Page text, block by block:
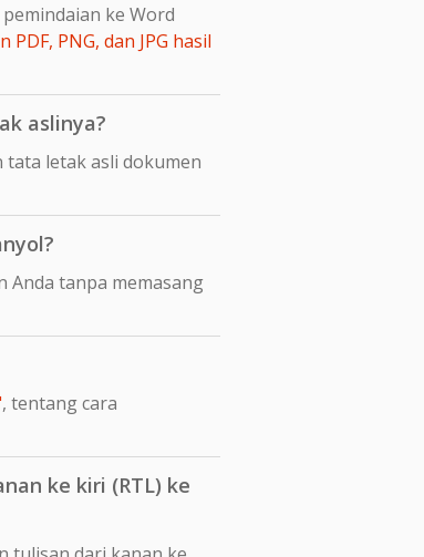
ke Word
PNG, dan JPG hasil
aslinya?
tata letak asli dokumen
Anda tanpa memasang
, tentang cara
ke kiri (RTL) ke